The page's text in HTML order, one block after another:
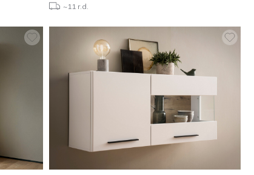
~11 r.d.